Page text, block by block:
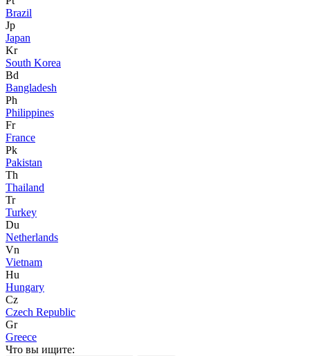
Brazil
Jp
Japan
Kr
South Korea
Bd
Bangladesh
Ph
Philippines
Fr
France
Pk
Pakistan
Th
Thailand
Tr
Turkey
Du
Netherlands
Vn
Vietnam
Hu
Hungary
Cz
Czech Republic
Gr
Greece
Что вы ищите: